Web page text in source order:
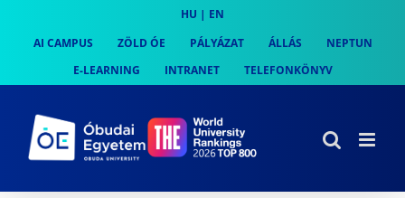
content
HU | EN
AI CAMPUS
ZÖLD ÓE PÁLYÁZAT ÁLLÁS
NEPTUN
E-LEARNING
INTRANET TELEFONKÖNYV